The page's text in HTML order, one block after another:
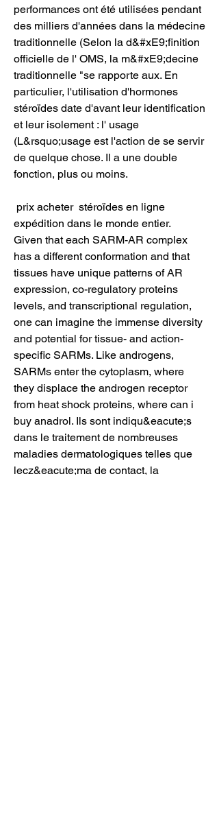
performances ont été utilisées pendant
des milliers d'années dans la médecine
traditionnelle (Selon la d&#xE9;finition
officielle de l' OMS, la m&#xE9;decine
traditionnelle "se rapporte aux. En
particulier, l'utilisation d'hormones
stéroïdes date d'avant leur identification
et leur isolement : l' usage
(L&rsquo;usage est l'action de se servir
de quelque chose. Il a une double
fonction, plus ou moins.
expédition dans le monde entier.
Given that each SARM-AR complex
has a different conformation and that
tissues have unique patterns of AR
expression, co-regulatory proteins
levels, and transcriptional regulation,
one can imagine the immense diversity
and potential for tissue- and action-
specific SARMs. Like androgens,
SARMs enter the cytoplasm, where
they displace the androgen receptor
from heat shock proteins, where can i
buy anadrol. Ils sont indiqu&eacute;s
dans le traitement de nombreuses
maladies dermatologiques telles que
lecz&eacute;ma de contact, la